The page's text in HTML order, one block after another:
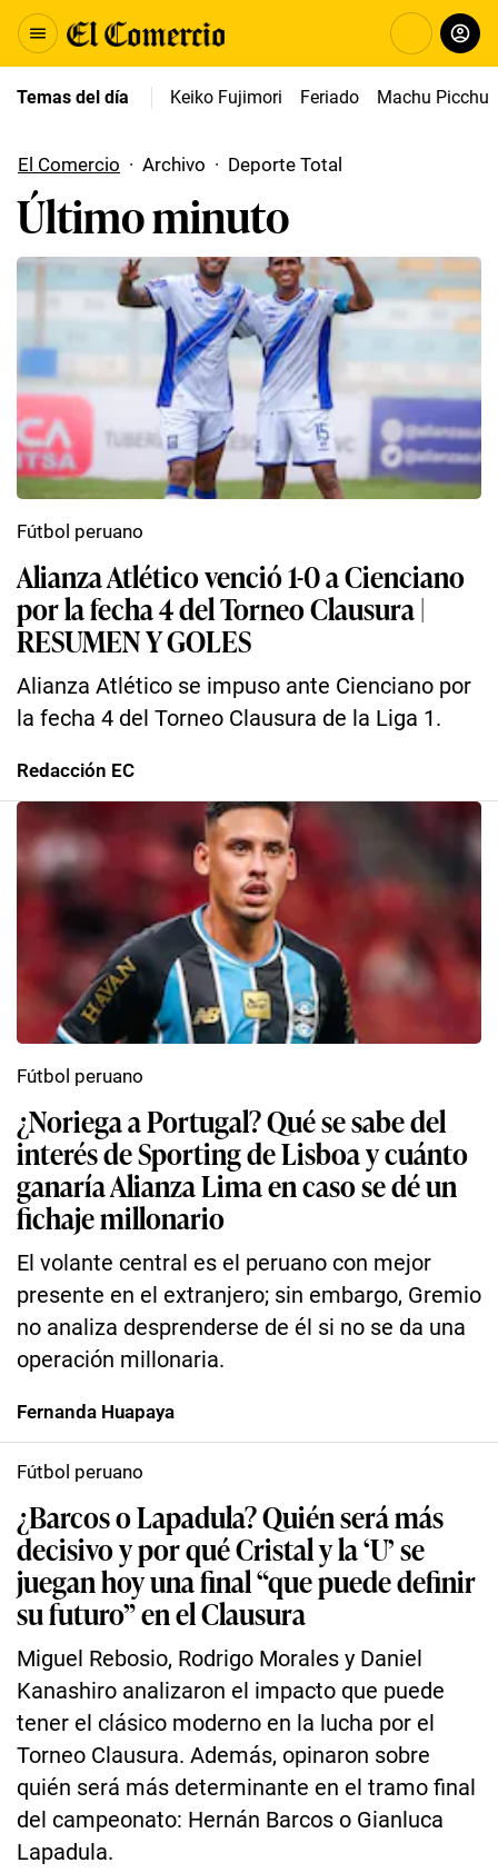
Temas del día Keiko Fujimori Feriado Machu Picchu
El Comercio · Archivo · Deporte Total
Último minuto
Alianza Atlético venció 1-0 a Cienciano
por la fecha 4 del Torneo Clausura |
RESUMEN Y GOLES
Alianza Atlético se impuso ante Cienciano por
la fecha 4 del Torneo Clausura de la Liga 1.
Fútbol peruano
Redacción EC
¿Noriega a Portugal? Qué se sabe del
interés de Sporting de Lisboa y cuánto
ganaría Alianza Lima en caso se dé un
fichaje millonario
El volante central es el peruano con mejor
presente en el extranjero; sin embargo, Gremio
no analiza desprenderse de él si no se da una
operación millonaria.
Fútbol peruano
Fernanda Huapaya
¿Barcos o Lapadula? Quién será más
decisivo y por qué Cristal y la ‘U’ se
juegan hoy una final “que puede definir
su futuro” en el Clausura
Miguel Rebosio, Rodrigo Morales y Daniel
Kanashiro analizaron el impacto que puede
tener el clásico moderno en la lucha por el
Torneo Clausura. Además, opinaron sobre
quién será más determinante en el tramo final
del campeonato: Hernán Barcos o Gianluca
Lapadula.
Fútbol peruano